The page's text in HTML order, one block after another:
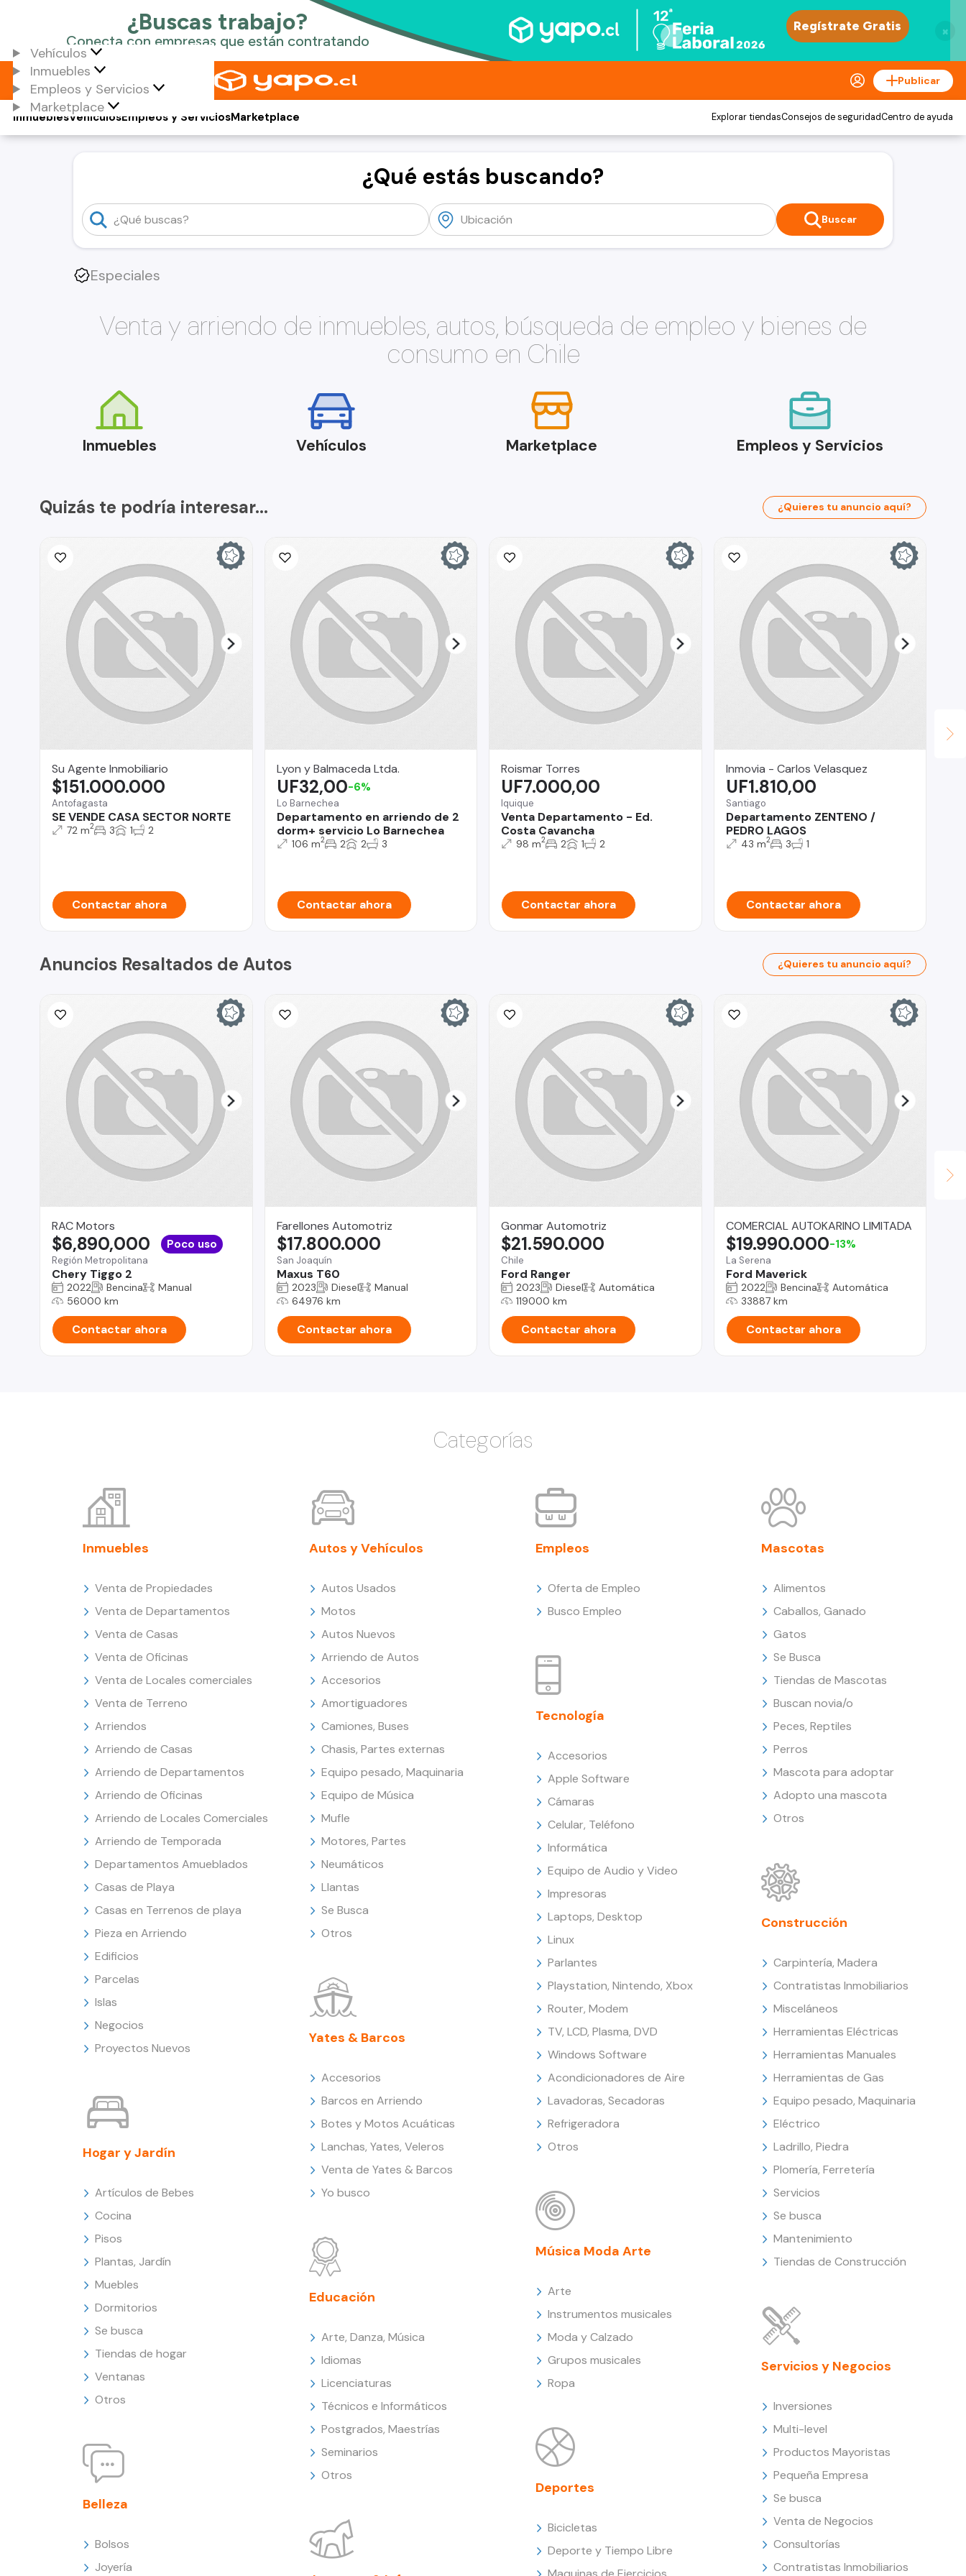
×
Vehículos
Inmuebles
Empleos y Servicios
Marketplace
Publicar
Vehículos
Inmuebles Empleos y ServiciosMarketplace Explorar tiendasConsejos de seguridadCentro de ayuda
¿Qué estás buscando?
Buscar
Especiales
Venta y arriendo de inmuebles, autos, búsqueda de empleo y bienes de
consumo en Chile
Inmuebles Vehículos Marketplace Empleos y Servicios
Quizás te podría interesar... ¿Quieres tu anuncio aquí?
Su Agente Inmobiliario
Antofagasta
SE VENDE CASA SECTOR NORTE
$151.000.000
72 m2 3 1 2
Contactar ahora
Lyon y Balmaceda Ltda.
Lo Barnechea
Departamento en arriendo de 2
dorm+ servicio Lo Barnechea
UF32,00-6%
106 m2 2 2 3
Contactar ahora
Roismar Torres
Iquique
Venta Departamento - Ed.
Costa Cavancha
UF7.000,00
98 m2 2 1 2
Contactar ahora
Inmovia - Carlos Velasquez
Santiago
Departamento ZENTENO /
PEDRO LAGOS
UF1.810,00
43 m2 3 1
Contactar ahora
Anuncios Resaltados de Autos ¿Quieres tu anuncio aquí?
RAC Motors
Región Metropolitana
Chery Tiggo 2
$6,890,000 Poco uso
2022 Bencina
Manual
56000 km
Contactar ahora
Farellones Automotriz
San Joaquín
Maxus T60
$17.800.000
2023 Diesel
Manual
64976 km
Contactar ahora
Gonmar Automotriz
Chile
Ford Ranger
$21.590.000
2023 Diesel
Automática
119000 km
Contactar ahora
COMERCIAL AUTOKARINO LIMITADA
La Serena
Ford Maverick
$19.990.000-13%
2022 Bencina
Automática
33887 km
Contactar ahora
Categorías
Inmuebles
Venta de Propiedades
Venta de Departamentos
Venta de Casas
Venta de Oficinas
Venta de Locales comerciales
Venta de Terreno
Arriendos
Arriendo de Casas
Arriendo de Departamentos
Arriendo de Oficinas
Arriendo de Locales Comerciales
Arriendo de Temporada
Departamentos Amueblados
Casas de Playa
Casas en Terrenos de playa
Pieza en Arriendo
Edificios
Parcelas
Islas
Negocios
Proyectos Nuevos
Hogar y Jardín
Artículos de Bebes
Cocina
Pisos
Plantas, Jardín
Muebles
Dormitorios
Se busca
Tiendas de hogar
Ventanas
Otros
Belleza
Bolsos
Joyería
Autos y Vehículos
Autos Usados
Motos
Autos Nuevos
Arriendo de Autos
Accesorios
Amortiguadores
Camiones, Buses
Chasis, Partes externas
Equipo pesado, Maquinaria
Equipo de Música
Mufle
Motores, Partes
Neumáticos
Llantas
Se Busca
Otros
Yates & Barcos
Accesorios
Barcos en Arriendo
Botes y Motos Acuáticas
Lanchas, Yates, Veleros
Venta de Yates & Barcos
Yo busco
Educación
Arte, Danza, Música
Idiomas
Licenciaturas
Técnicos e Informáticos
Postgrados, Maestrías
Seminarios
Otros
Empleos
Oferta de Empleo
Busco Empleo
Tecnología
Accesorios
Apple Software
Cámaras
Celular, Teléfono
Informática
Equipo de Audio y Video
Impresoras
Laptops, Desktop
Linux
Parlantes
Playstation, Nintendo, Xbox
Router, Modem
TV, LCD, Plasma, DVD
Windows Software
Acondicionadores de Aire
Lavadoras, Secadoras
Refrigeradora
Otros
Música Moda Arte
Arte
Instrumentos musicales
Moda y Calzado
Grupos musicales
Ropa
Deportes
Bicicletas
Deporte y Tiempo Libre
Mascotas
Alimentos
Caballos, Ganado
Gatos
Se Busca
Tiendas de Mascotas
Buscan novia/o
Peces, Reptiles
Perros
Mascota para adoptar
Adopto una mascota
Otros
Construcción
Carpintería, Madera
Contratistas Inmobiliarios
Misceláneos
Herramientas Eléctricas
Herramientas Manuales
Herramientas de Gas
Equipo pesado, Maquinaria
Eléctrico
Ladrillo, Piedra
Plomería, Ferretería
Servicios
Se busca
Mantenimiento
Tiendas de Construcción
Servicios y Negocios
Inversiones
Multi-level
Productos Mayoristas
Pequeña Empresa
Se busca
Venta de Negocios
Consultorías
Contratistas Inmobiliarios